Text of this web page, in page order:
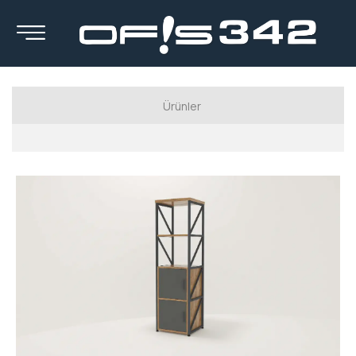
Ürünler
Executive Series